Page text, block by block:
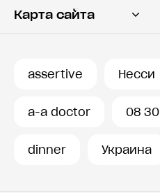
Карта сайта
assertive Несси
a-a doctor 08 30
dinner Украина